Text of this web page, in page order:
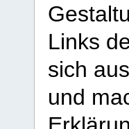
Links
sich
und